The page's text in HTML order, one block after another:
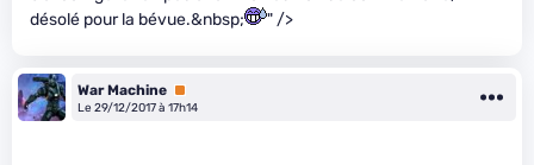
désolé pour la bévue.&nbsp;
" />
War Machine Premium
Le 29/12/2017 à 17h14